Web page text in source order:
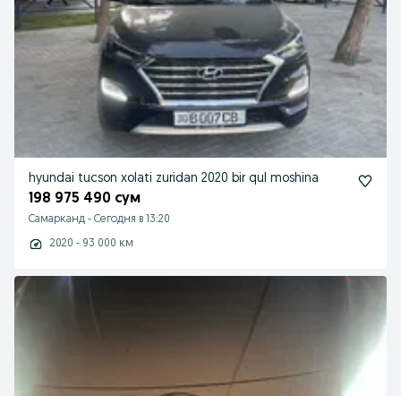
hyundai tucson xolati zuridan 2020 bir qul moshina
198 975 490 сум
Самарканд - Сегодня в 13:20
2020 - 93 000 км